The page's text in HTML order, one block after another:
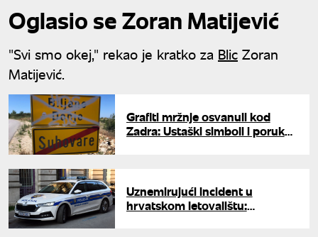
Oglasio se Zoran Matijević
"Svi smo okej," rekao je kratko za Blic Zoran
Matijević.
Grafiti mržnje osvanuli kod
Zadra: Ustaški simboli i poruke
Uznemirujući incident u
hrvatskom letovalištu: